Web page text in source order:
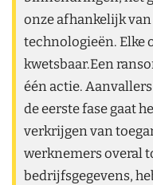
onze afhankelijk
technologieën. Elke
kwetsbaar.Een
één actie.
de eerste fase gaat
verkrijgen van
werknemers overal
bedrijfsgegevens,